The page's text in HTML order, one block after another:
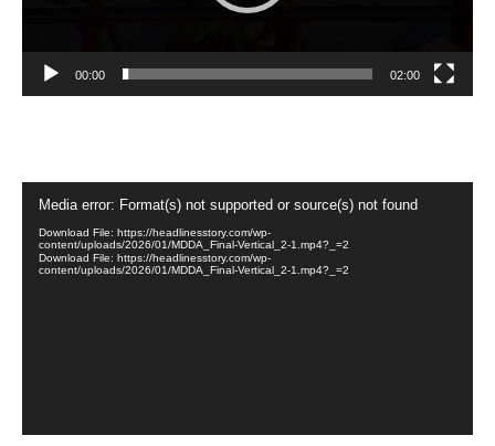
00:00 02:00
Player
Media error: Format(s) not supported or source(s) not found
Download File: https://headlinesstory.com/wp-
content/uploads/2026/01/MDDA_Final-Vertical_2-1.mp4?_=2
Download File: https://headlinesstory.com/wp-
content/uploads/2026/01/MDDA_Final-Vertical_2-1.mp4?_=2